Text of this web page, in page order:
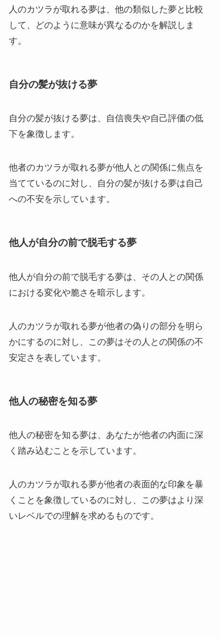
人のカツラが取れる夢は、他の類似した夢と比較
して、どのように意味が異なるのかを解説しま
す。
自分の髪が抜ける夢
自分の髪が抜ける夢は、自信喪失や自己評価の低
下を象徴します。
他者のカツラが取れる夢が他人との関係に焦点を
当てているのに対し、自分の髪が抜ける夢は自己
への不安を示しています。
他人が自分の前で脱毛する夢
他人が自分の前で脱毛する夢は、その人との関係
における変化や脆さを暗示します。
人のカツラが取れる夢が他者の偽りの部分を明ら
かにするのに対し、この夢はその人との関係の不
安定さを表しています。
他人の秘密を知る夢
他人の秘密を知る夢は、あなたが他者の内面に深
く踏み込むことを示しています。
人のカツラが取れる夢が他者の表面的な印象を暴
くことを象徴しているのに対し、この夢はより深
いレベルでの理解を求めるものです。